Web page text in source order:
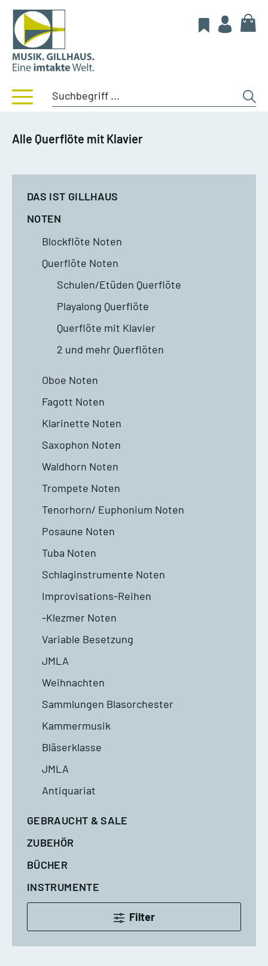
Alle Querflöte mit Klavier
DAS IST GILLHAUS
NOTEN
Blockflöte Noten
Querflöte Noten
Schulen/Etüden Querflöte
Playalong Querflöte
Querflöte mit Klavier
2 und mehr Querflöten
Oboe Noten
Fagott Noten
Klarinette Noten
Saxophon Noten
Waldhorn Noten
Trompete Noten
Tenorhorn/ Euphonium Noten
Posaune Noten
Tuba Noten
Schlaginstrumente Noten
Improvisations-Reihen
-Klezmer Noten
Variable Besetzung
JMLA
Weihnachten
Sammlungen Blasorchester
Kammermusik
Bläserklasse
JMLA
Antiquariat
GEBRAUCHT & SALE
ZUBEHÖR
BÜCHER
INSTRUMENTE
Filter